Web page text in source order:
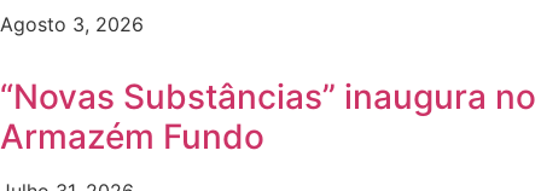
Agosto 3, 2026
“Novas Substâncias” inaugura no
Armazém Fundo